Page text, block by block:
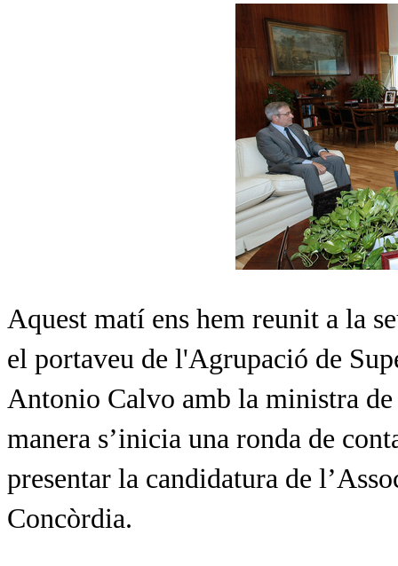
Aquest matí ens hem reunit a la
el portaveu de l'Agrupació de
Antonio Calvo amb la ministra de
manera s’inicia una ronda de
presentar la candidatura de
Concòrdia.